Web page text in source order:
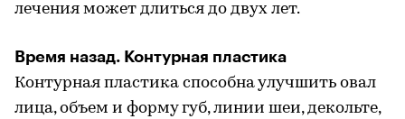
лечения может длиться до двух лет.
Время назад. Контурная пластика
Контурная пластика способна улучшить овал
лица, объем и форму губ, линии шеи, декольте,